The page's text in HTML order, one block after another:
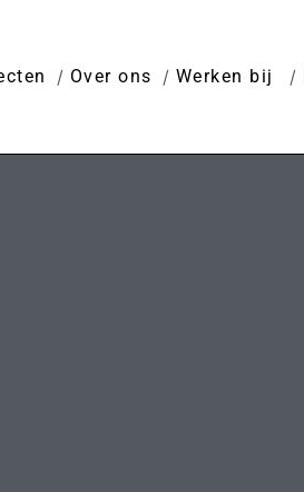
Over ons Werken bij